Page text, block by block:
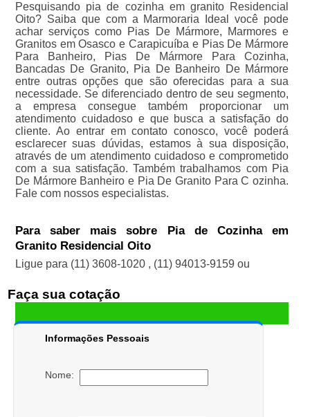
Pesquisando pia de cozinha em granito Residencial
Oito? Saiba que com a Marmoraria Ideal você pode
achar serviços como Pias De Mármore, Marmores e
Granitos em Osasco e Carapicuíba e Pias De Mármore
Para Banheiro, Pias De Mármore Para Cozinha,
Bancadas De Granito, Pia De Banheiro De Mármore
entre outras opções que são oferecidas para a sua
necessidade. Se diferenciado dentro de seu segmento,
a empresa consegue também proporcionar um
atendimento cuidadoso e que busca a satisfação do
cliente. Ao entrar em contato conosco, você poderá
esclarecer suas dúvidas, estamos à sua disposição,
através de um atendimento cuidadoso e comprometido
com a sua satisfação. Também trabalhamos com Pia
De Mármore Banheiro e Pia De Granito Para C ozinha.
Fale com nossos especialistas.
Para saber mais sobre Pia de Cozinha em
Granito Residencial Oito
Ligue para (11) 3608-1020 , (11) 94013-9159 ou
Faça sua cotação
Informações Pessoais
Nome: